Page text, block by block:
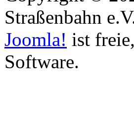
Straßenbahn
Joomla! ist
Software.